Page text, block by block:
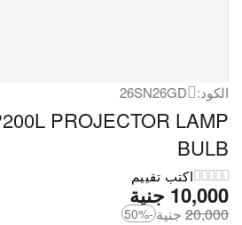
الكود: 26SN26GD
PROJECTOR LAMP
BULB
اكتب تقييم
جنية 10,000
جنية 20,000
-50%